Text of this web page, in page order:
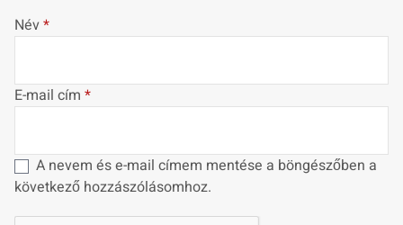
Név*
E-mail cím *
A nevem és e-mail címem mentése a böngészőben a
következő hozzászólásomhoz.